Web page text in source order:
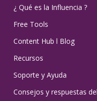
¿ Qué es la Influencia ?
Free Tools
Content Hub l Blog
Recursos
Soporte y Ayuda
Consejos y respuestas